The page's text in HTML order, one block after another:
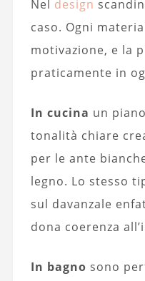
Nel design
caso. Ogni
motivazione, e la
praticamente in
In cucina un
tonalità chiare
per le ante
legno. Lo stesso
sul davanzale
dona coerenza
In bagno sono